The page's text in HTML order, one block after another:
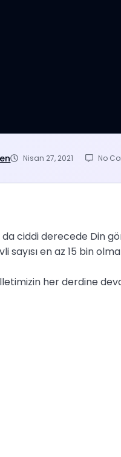
Nisan 27, 2021 No
ciddi derecede Din
en az 15 bin
her derdine